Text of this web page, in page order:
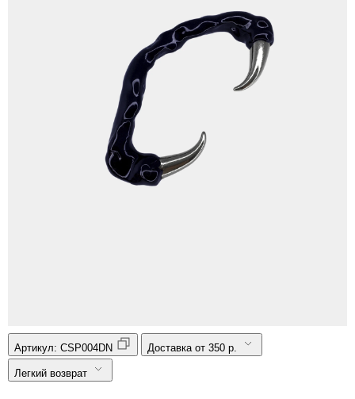
Артикул: CSP004DN Доставка от 350 р.
Легкий возврат